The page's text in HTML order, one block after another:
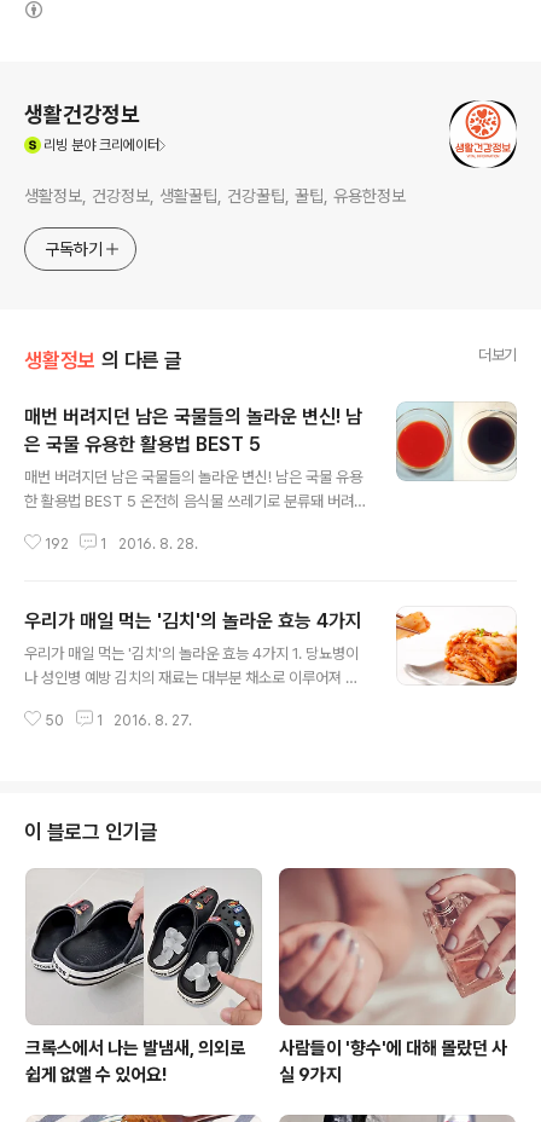
생활건강정보
리빙 분야 크리에이터
생활정보, 건강정보, 생활꿀팁, 건강꿀팁, 꿀팁, 유용한정보
구독하기
생활정보 의 다른 글 더보기
매번 버려지던 남은 국물들의 놀라운 변신! 남
은 국물 유용한 활용법 BEST 5
매번 버려지던 남은 국물들의 놀라운 변신! 남은 국물 유용
한 활용법 BEST 5 온전히 음식물 쓰레기로 분류돼 버려지
의 다양한 남은 국물을 유용하게 활용할 수 있습니다. 남은
수 없는 김치의 남은 국물.다 먹은 김치통의 남아있는 김치
국물은 체에 걸려 페트병에 깔끔한 국물만 담아주세요.그
상태로 시간이 지나면 바닥에 가라앉는 침전물과 윗부분에
가 완성됩니다. TIP : 김치식초는 요리에 감칠맛을 더해줍
192 1 2016. 8. 28.
우리가 매일 먹는 '김치'의 놀라운 효능 4가지
우리가 매일 먹는 '김치'의 놀라운 효능 4가지 1. 당뇨병이
나 성인병 예방 김치의 재료는 대부분 채소로 이루어져 있
있다.그래서 당뇨병과 같은 성인병을 예방 하는 데에 도움
아주 좋은 식품이다. 3. 노화억제, 변비예방 김치의 성분 중
에는 베타카로틴, 클로로필 등의 항산화 작용을 하는 성분
들이 들어있어 꾸준히 섭취를 하면 노화억제에 효과가 있
다. 그리고 김치는 효소음식으로 변비예방에도 효과가 아
주 좋은 식품으로 알려져 있다. 4. 성장기어린이 건강에도
효과적 김치에는 칼슘, 철..
50 1 2016. 8. 27.
이 블로그 인기글
크록스에서 나는 발냄새, 의외로
쉽게 없앨 수 있어요!
사람들이 '향수'에 대해 몰랐던 사
실 9가지